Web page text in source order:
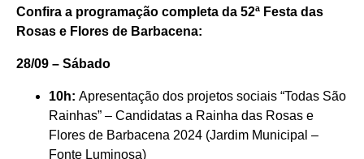
Confira a programação completa da 52ª Festa das
Rosas e Flores de Barbacena:
28/09 – Sábado
10h: Apresentação dos projetos sociais “Todas São
Rainhas” – Candidatas a Rainha das Rosas e
Flores de Barbacena 2024 (Jardim Municipal –
Fonte Luminosa)